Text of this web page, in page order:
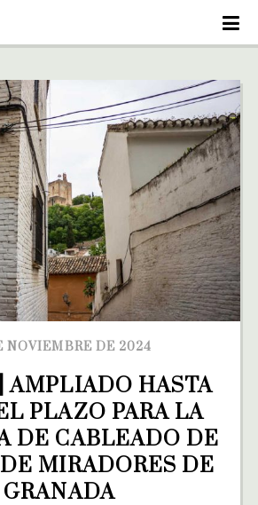
NOVIEMBRE DE 2024
AMPLIADO HASTA
PLAZO PARA LA
DE CABLEADO DE
MIRADORES DE
GRANADA